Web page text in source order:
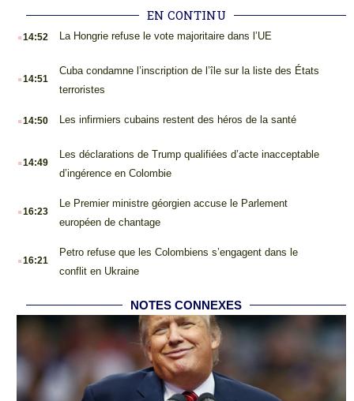
EN CONTINU
.14:52 La Hongrie refuse le vote majoritaire dans l’UE
.14:51
Cuba condamne l’inscription de l’île sur la liste des États
terroristes
.14:50 Les infirmiers cubains restent des héros de la santé
.14:49
Les déclarations de Trump qualifiées d’acte inacceptable
d’ingérence en Colombie
.16:23
Le Premier ministre géorgien accuse le Parlement
européen de chantage
.16:21
Petro refuse que les Colombiens s’engagent dans le
conflit en Ukraine
NOTES CONNEXES